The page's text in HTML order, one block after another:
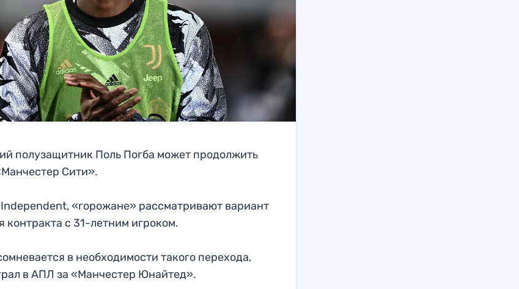
полузащитник Поль Погба может продолжить
Сити».
«горожане» рассматривают вариант
контракта с 31-летним игроком.
в необходимости такого перехода,
в АПЛ за «Манчестер Юнайтед».